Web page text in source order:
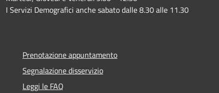
I Servizi Demografici anche sabato dalle 8.30 alle 11.30
Prenotazione appuntamento
Segnalazione disservizio
Leggi le FAQ